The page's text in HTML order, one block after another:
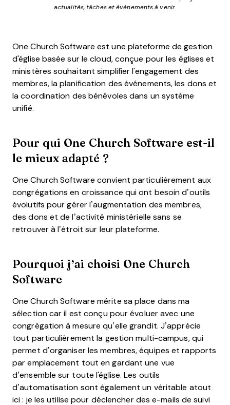
actualités, tâches et événements à venir.
One Church Software est une plateforme de gestion
d'église basée sur le cloud, conçue pour les églises et
ministères souhaitant simplifier l'engagement des
membres, la planification des événements, les dons et
la coordination des bénévoles dans un système
unifié.
Pour qui One Church Software est-il
le mieux adapté ?
One Church Software convient particulièrement aux
congrégations en croissance qui ont besoin d’outils
évolutifs pour gérer l’augmentation des membres,
des dons et de l’activité ministérielle sans se
retrouver à l’étroit sur leur plateforme.
Pourquoi j’ai choisi One Church
Software
One Church Software mérite sa place dans ma
sélection car il est conçu pour évoluer avec une
congrégation à mesure qu’elle grandit. J’apprécie
tout particulièrement la gestion multi-campus, qui
permet d’organiser les membres, équipes et rapports
par emplacement tout en gardant une vue
d’ensemble sur toute l'église. Les outils
d’automatisation sont également un véritable atout
ici : je les utilise pour déclencher des e-mails de suivi